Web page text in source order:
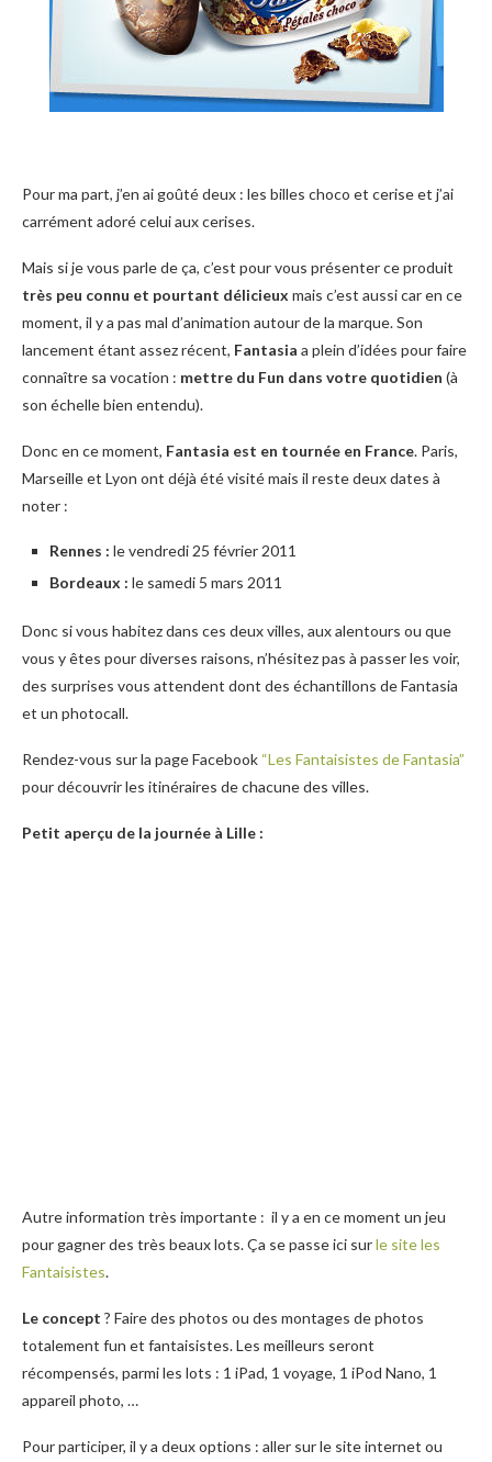
Pour ma part, j’en ai goûté deux : les billes choco et cerise et j’ai
carrément adoré celui aux cerises.
Mais si je vous parle de ça, c’est pour vous présenter ce produit
très peu connu et pourtant délicieux mais c’est aussi car en ce
moment, il y a pas mal d’animation autour de la marque. Son
lancement étant assez récent, Fantasia a plein d’idées pour faire
connaître sa vocation : mettre du Fun dans votre quotidien (à
son échelle bien entendu).
Donc en ce moment, Fantasia est en tournée en France. Paris,
Marseille et Lyon ont déjà été visité mais il reste deux dates à
noter :
Rennes : le vendredi 25 février 2011
Bordeaux : le samedi 5 mars 2011
Donc si vous habitez dans ces deux villes, aux alentours ou que
vous y êtes pour diverses raisons, n’hésitez pas à passer les voir,
des surprises vous attendent dont des échantillons de Fantasia
et un photocall.
Rendez-vous sur la page Facebook “Les Fantaisistes de Fantasia”
pour découvrir les itinéraires de chacune des villes.
Petit aperçu de la journée à Lille :
Autre information très importante : il y a en ce moment un jeu
pour gagner des très beaux lots. Ça se passe ici surle site les
Fantaisistes.
Le concept ? Faire des photos ou des montages de photos
totalement fun et fantaisistes. Les meilleurs seront
récompensés, parmi les lots : 1 iPad, 1 voyage, 1 iPod Nano, 1
appareil photo, …
Pour participer, il y a deux options : aller sur le site internet ou